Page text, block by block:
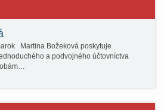
Martina Božeková poskytuje
a podvojného účtovníctva